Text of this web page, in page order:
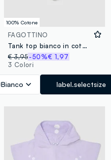
100% Cotone
FAGOTTINO
Tank top bianco in cotone organico con nodo sul fondo
€ 3,95-50%€ 1,97
3 Colori
Bianco label.selectsize